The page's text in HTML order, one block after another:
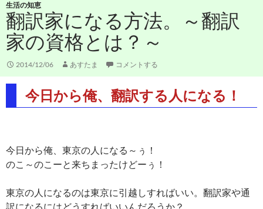
生活の知恵
翻訳家になる方法。～翻訳
家の資格とは？～
2014/12/06 あすたま コメントする
今日から俺、翻訳する人になる！
今日から俺、東京の人になる～ぅ！
のこ～のこーと来ちまったけどーぅ！
東京の人になるのは東京に引越しすればいい。翻訳家や通
訳になるにはどうすればいいんだろうか？